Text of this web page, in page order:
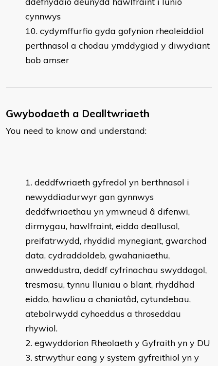
cynnwys
cydymffurfio gyda gofynion rheoleiddiol
perthnasol a chodau ymddygiad y diwydiant
bob amser
Gwybodaeth a Dealltwriaeth
You need to know and understand:
deddfwriaeth gyfredol yn berthnasol i
newyddiadurwyr gan gynnwys
deddfwriaethau yn ymwneud â difenwi,
dirmygau, hawlfraint, eiddo deallusol,
preifatrwydd, rhyddid mynegiant, gwarchod
data, cydraddoldeb, gwahaniaethu,
anweddustra, deddf cyfrinachau swyddogol,
tresmasu, tynnu lluniau o blant, rhyddhad
eiddo, hawliau a chaniatâd, cytundebau,
atebolrwydd cyhoeddus a throseddau
rhywiol.
egwyddorion Rheolaeth y Gyfraith yn y DU
strwythur eang y system gyfreithiol yn y